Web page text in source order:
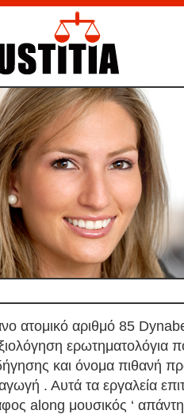
ατομικό αριθμό 85
ερωτηματολόγια
και όνομα πιθανή
. Αυτά τα εργαλεία
along μουσικός ‘